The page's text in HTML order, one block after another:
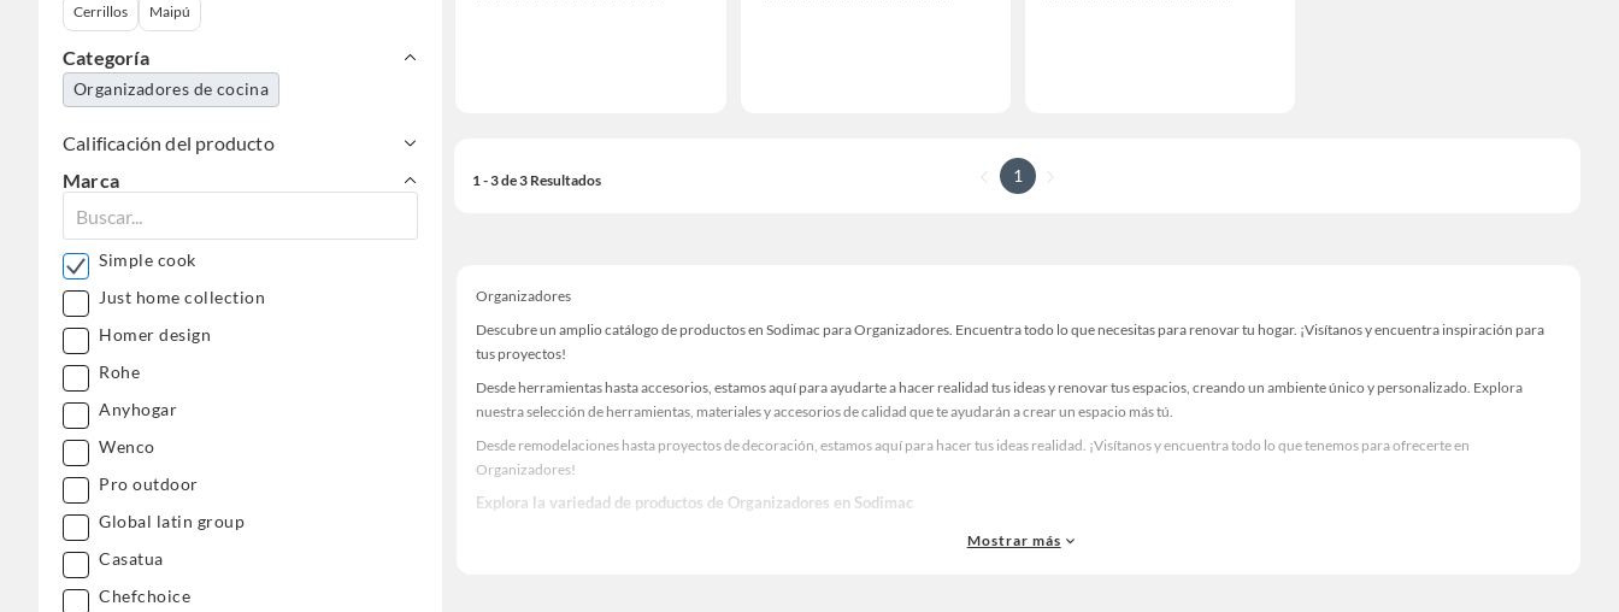
Cerrillos Maipú
Categoría
Organizadores de cocina
Calificación del producto
Marca
Simple cook
Just home collection
Homer design
Rohe
Anyhogar
Wenco
Pro outdoor
Global latin group
Casatua
Chefchoice
1 - 3 de 3 Resultados 1
Organizadores
Descubre un amplio catálogo de productos en Sodimac para Organizadores. Encuentra todo lo que necesitas para renovar tu hogar. ¡Visítanos y encuentra inspiración para
tus proyectos!
Desde herramientas hasta accesorios, estamos aquí para ayudarte a hacer realidad tus ideas y renovar tus espacios, creando un ambiente único y personalizado. Explora
nuestra selección de herramientas, materiales y accesorios de calidad que te ayudarán a crear un espacio más tú.
Desde remodelaciones hasta proyectos de decoración, estamos aquí para hacer tus ideas realidad. ¡Visítanos y encuentra todo lo que tenemos para ofrecerte en
Organizadores!
Explora la variedad de productos de Organizadores en Sodimac
Herramientas, materiales y accesorios de calidad para tus proyectos y renovación de espacios. ¡Visítanos y descubre todo lo que tenemos para ofrecerte!
Mostrar más